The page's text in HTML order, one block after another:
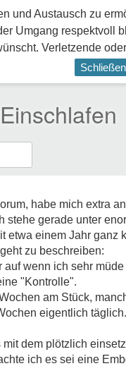
und Austausch zu
Umgang respektvoll
Verletzende
Schließen
habe mich extra
stehe gerade unter
etwa einem Jahr
zu beschreiben:
auf wenn ich sehr
"Kontrolle".
am Stück,
eigentlich täglich.
dem plötzlich
ich es sei eine